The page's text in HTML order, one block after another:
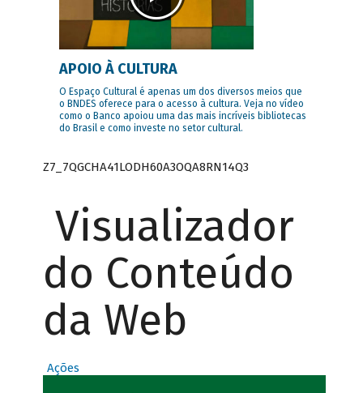
APOIO À CULTURA
O Espaço Cultural é apenas um dos diversos meios que
o BNDES oferece para o acesso à cultura. Veja no vídeo
como o Banco apoiou uma das mais incríveis bibliotecas
do Brasil e como investe no setor cultural.
Z7_7QGCHA41LODH60A3OQA8RN14Q3
Visualizador
do Conteúdo
da Web
Ações